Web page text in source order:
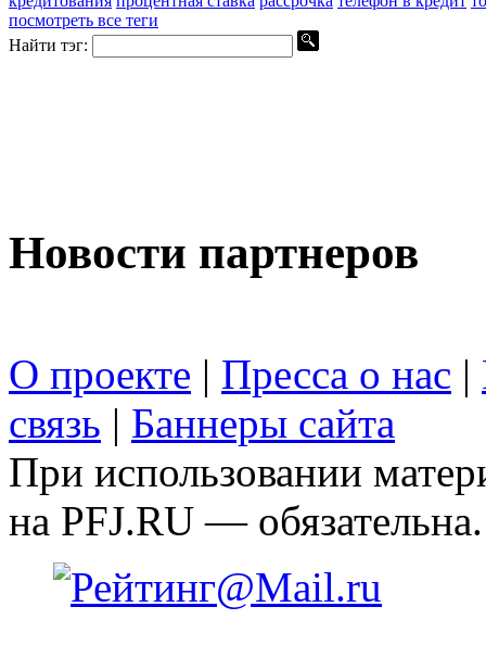
посмотреть все теги
Найти тэг:
Новости партнеров
О проекте | Пресса о нас |
связь | Баннеры сайта
При использовании
на PFJ.RU — обязательна.